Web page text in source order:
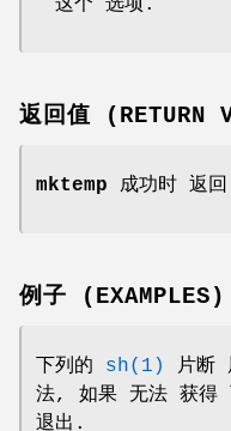
这个 选项.
返回值 (RETURN
mktemp 成功时 返
例子 (EXAMPLES)
下列的 sh(1) 片断
法, 如果 无法 获得
退出.